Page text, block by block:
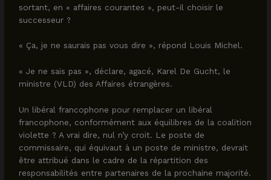
sortant, en « affaires courantes », peut-il choisir le
successeur ?
« Ça, je ne saurais pas vous dire », répond Louis Michel.
« Je ne sais pas », déclare, agacé, Karel De Gucht, le
ministre (VLD) des Affaires étrangères.
Un libéral francophone pour remplacer un libéral
francophone, conformément aux équilibres de la coalition
violette ? A vrai dire, nul n’y croit. Le poste de
commissaire, qui équivaut à un poste de ministre, devrait
être attribué dans le cadre de la répartition des
responsabilités entre partenaires de la prochaine majorité.